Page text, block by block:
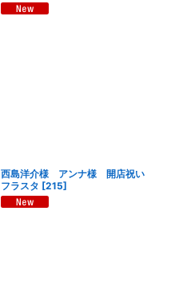
西島洋介様 アンナ様 開店祝い
フラスタ [215]